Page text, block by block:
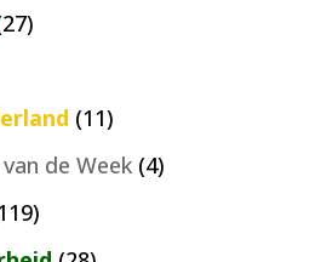
(11)
de Week(4)